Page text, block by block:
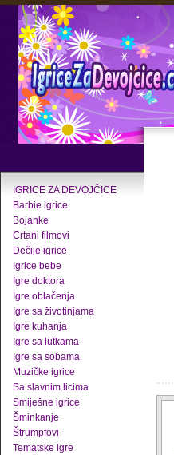
IGRICE ZA DEVOJČICE
Barbie igrice
Bojanke
Crtani filmovi
Dečije igrice
Igrice bebe
Igre doktora
Igre oblačenja
Igre sa životinjama
Igre kuhanja
Igre sa lutkama
Igre sa sobama
Muzičke igrice
Sa slavnim licima
Smiješne igrice
Šminkanje
Štrumpfovi
Tematske igre